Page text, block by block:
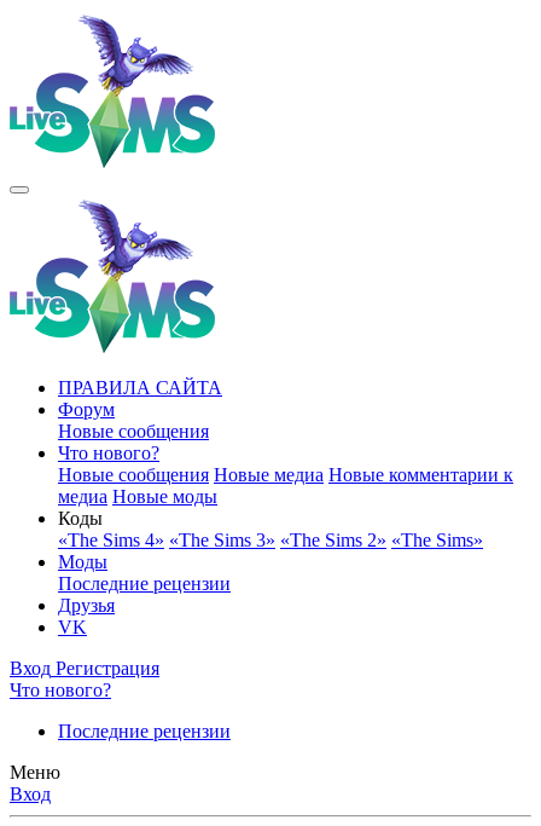
ПРАВИЛА САЙТА
Форум
Новые сообщения
Что нового?
Новые сообщения Новые медиа Новые комментарии к
медиа Новые моды
Коды
«The Sims 4» «The Sims 3» «The Sims 2» «The Sims»
Моды
Последние рецензии
Друзья
VK
Вход Регистрация
Что нового?
Последние рецензии
Меню
Вход